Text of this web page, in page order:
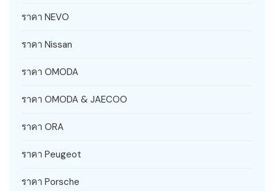
ราคา NEVO
ราคา Nissan
ราคา OMODA
ราคา OMODA & JAECOO
ราคา ORA
ราคา Peugeot
ราคา Porsche